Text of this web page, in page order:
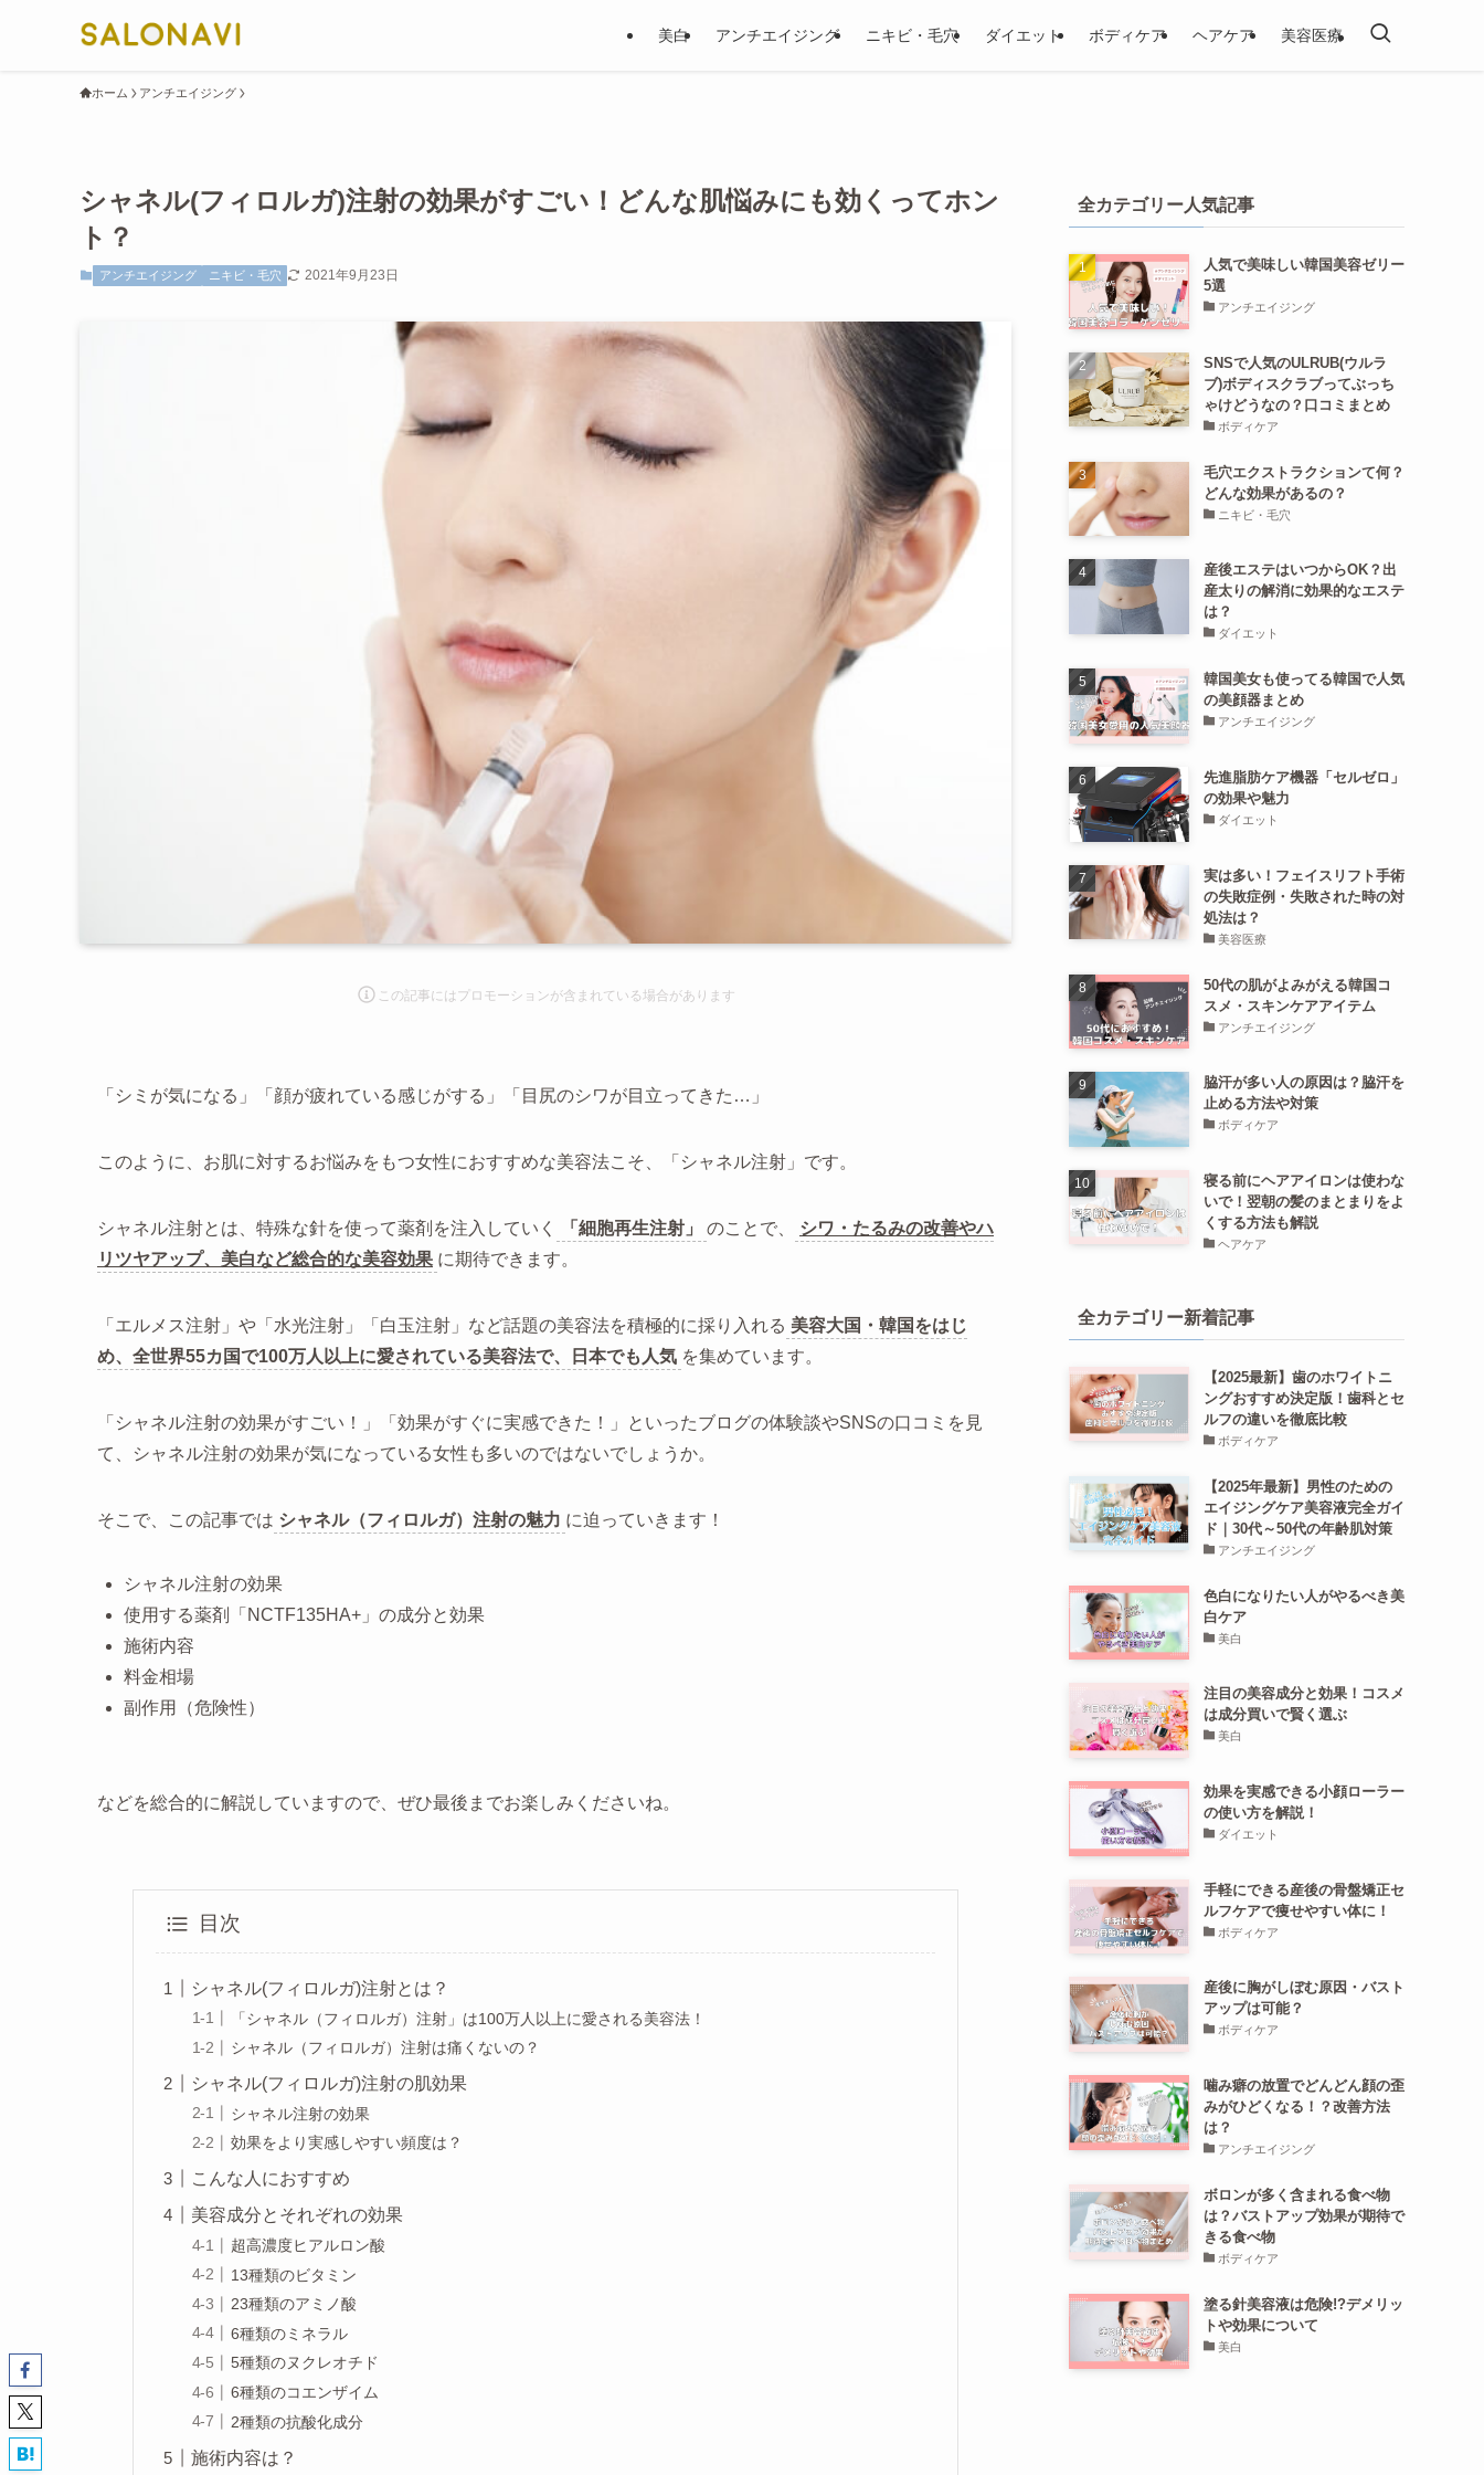
美白 アンチエイジング ニキビ・毛穴 ダイエット ボディケア ヘアケア 美容医療
ホーム アンチエイジング
シャネル(フィロルガ)注射の効果がすごい！どんな肌悩みにも効くってホン
ト？
アンチエイジング ニキビ・毛穴 2021年9月23日
この記事にはプロモーションが含まれて いる場合があります
「シミが気になる」「顔が疲れている感じがする」「目尻のシワが目立ってきた…」
このように、お肌に対するお悩みをもつ女性におすすめな美容法こそ、「シャネル注射」です。
シャネル注射とは、特殊な針を使って薬剤を注入していく 「細胞再生注射」 のことで、
シワ・たるみの改善やハ
リツヤアップ、美白など総合的な美容効果 に期待できます。
「エルメス注射」や「水光注射」「白玉注射」など話題の美容法を積極的に採り入れる 美容大国・韓国をはじ
め、全世界55カ国で100万人以上に愛されている美容法で、日本でも人気 を集めています。
「シャネル注射の効果がすごい！」「効果がすぐに実感できた！」といったブログの体験談やSNSの口コミを見
て、シャネル注射の効果が気になっている女性も多いのではないでしょうか。
そこで、この記事では シャネル（フィロルガ）注射の魅力 に迫っていきます！
シャネル注射の効果
使用する薬剤「NCTF135HA+」の成分と効果
施術内容
料金相場
副作用（危険性）
などを総合的に解説していますので、ぜひ最後までお楽しみくださいね。
目次
シャネル(フィロルガ)注射とは？
「シャネル（フィロルガ）注射」は100万人以上に愛される美容法！
シャネル（フィロルガ）注射は痛くないの？
シャネル(フィロルガ)注射の肌効果
シャネル注射の効果
効果をより実感しやすい頻度は？
こんな人におすすめ
美容成分とそれぞれの効果
超高濃度ヒアルロン酸
13種類のビタミン
23種類のアミノ酸
6種類のミネラル
5種類のヌクレオチド
6種類のコエンザイム
2種類の抗酸化成分
施術内容は？
全カテゴリー人気記事
人気で美味しい韓国美容ゼリー
5選
アンチエイジング
SNSで人気のULRUB(ウルラ
ブ)ボディスクラブってぶっち
ゃけどうなの？口コミまとめ
ボディケア
毛穴エクストラクションて何？
どんな効果があるの？
ニキビ・毛穴
産後エステはいつからOK？出
産太りの解消に効果的なエステ
は？
ダイエット
韓国美女も使ってる韓国で人気
の美顔器まとめ
アンチエイジング
先進脂肪ケア機器「セルゼロ」
の効果や魅力
ダイエット
実は多い！フェイスリフト手術
の失敗症例・失敗された時の対
処法は？
美容医療
50代の肌がよみがえる韓国コ
スメ・スキンケアアイテム
アンチエイジング
脇汗が多い人の原因は？脇汗を
止める方法や対策
ボディケア
寝る前にヘアアイロンは使わな
いで！翌朝の髪のまとまりをよ
くする方法も解説
ヘアケア
全カテゴリー新着記事
【2025最新】歯のホワイトニ
ングおすすめ決定版！歯科とセ
ルフの違いを徹底比較
ボディケア
【2025年最新】男性のための
エイジングケア美容液完全ガイ
ド｜30代～50代の年齢肌対策
アンチエイジング
色白になりたい人がやるべき美
白ケア
美白
注目の美容成分と効果！コスメ
は成分買いで賢く選ぶ
美白
効果を実感できる小顔ローラー
の使い方を解説！
ダイエット
手軽にできる産後の骨盤矯正セ
ルフケアで痩せやすい体に！
ボディケア
産後に胸がしぼむ原因・バスト
アップは可能？
ボディケア
噛み癖の放置でどんどん顔の歪
みがひどくなる！？改善方法
は？
アンチエイジング
ボロンが多く含まれる食べ物
は？バストアップ効果が期待で
きる食べ物
ボディケア
塗る針美容液は危険!?デメリッ
トや効果について
美白